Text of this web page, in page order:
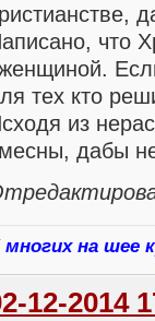
что
тех кто
из
дабы
многих на шее
12-2014